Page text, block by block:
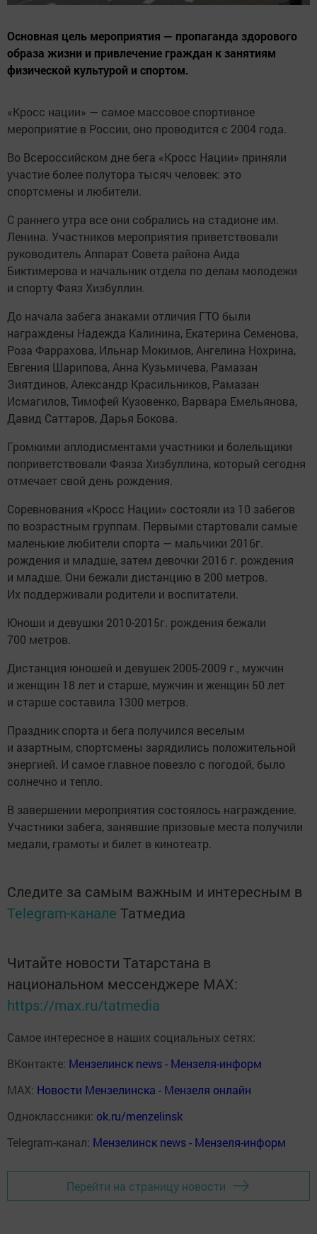
Основная цель мероприятия — пропаганда здорового
образа жизни и привлечение граждан к занятиям
физической культурой и спортом.
«Кросс нации» — самое массовое спортивное
мероприятие в России, оно проводится с 2004 года.
Во Всероссийском дне бега «Кросс Нации» приняли
участие более полутора тысяч человек: это
спортсмены и любители.
С раннего утра все они собрались на стадионе им.
Ленина. Участников мероприятия приветствовали
руководитель Аппарат Совета района Аида
Биктимерова и начальник отдела по делам молодежи
и спорту Фаяз Хизбуллин.
До начала забега знаками отличия ГТО были
награждены Надежда Калинина, Екатерина Семенова,
Роза Фаррахова, Ильнар Мокимов, Ангелина Нохрина,
Евгения Шарипова, Анна Кузьмичева, Рамазан
Зиятдинов, Александр Красильников, Рамазан
Исмагилов, Тимофей Кузовенко, Варвара Емельянова,
Давид Саттаров, Дарья Бокова.
Громкими аплодисментами участники и болельщики
поприветствовали Фаяза Хизбуллина, который сегодня
отмечает свой день рождения.
Соревнования «Кросс Нации» состояли из 10 забегов
по возрастным группам. Первыми стартовали самые
маленькие любители спорта — мальчики 2016г.
рождения и младше, затем девочки 2016 г. рождения
и младше. Они бежали дистанцию в 200 метров.
Их поддерживали родители и воспитатели.
Юноши и девушки 2010-2015г. рождения бежали
700 метров.
Дистанция юношей и девушек 2005-2009 г., мужчин
и женщин 18 лет и старше, мужчин и женщин 50 лет
и старше составила 1300 метров.
Праздник спорта и бега получился веселым
и азартным, спортсмены зарядились положительной
энергией. И самое главное повезло с погодой, было
солнечно и тепло.
В завершении мероприятия состоялось награждение.
Участники забега, занявшие призовые места получили
медали, грамоты и билет в кинотеатр.
Следите за самым важным и интересным в
Telegram-канале Татмедиа
Читайте новости Татарстана в
национальном мессенджере MАХ:
https://max.ru/tatmedia
Самое интересное в наших социальных сетях:
ВКонтакте: Мензелинск news - Мензеля-информ
MAX: Новости Мензелинска - Мензеля онлайн
Одноклассники: ok.ru/menzelinsk
Telegram-канал: Мензелинск news - Мензеля-информ
Перейти на страницу новости